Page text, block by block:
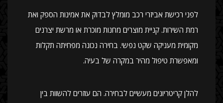
לפני רכישת אביזרי רכב מומלץ לבדוק את אמינות הספק ואת
רמת השירות. קניית מוצרים מחנות מוכרת או מרשת יצרנים
מקומית מעניקה שקט נפשי. בחירה נכונה מפחיתה תקלות
ומאפשרת טיפול מהיר במקרה של בעיה.
להלן קריטריונים מעשיים לבחירה. הם עוזרים להשוות בין